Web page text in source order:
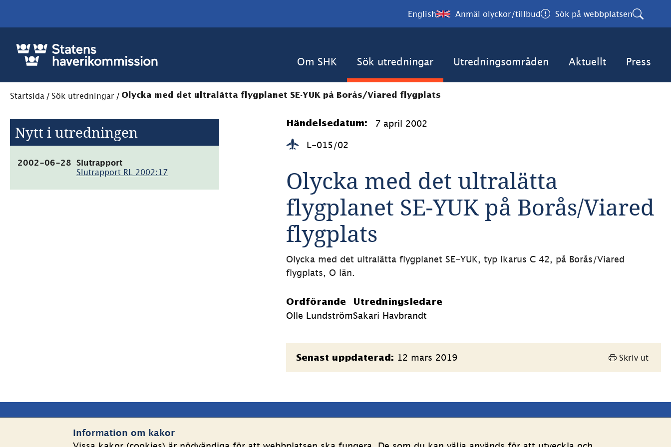
Information om kakor
English Anmäl olyckor/tillbud Sök på webbplatsen
Om SHK Sök utredningar Utredningsområden Aktuellt Press
Startsida / Sök utredningar / Olycka med det ultralätta flygplanet SE-YUK på Borås/Viared flygplats
Nytt i utredningen
2002-06-28
Slutrapport
Slutrapport RL 2002:17
(pdf,
Händelsedatum: 7 april 2002
L-015/02
Olycka med det ultralätta
flygplanet SE-YUK på Borås/Viared
flygplats
Olycka med det ultralätta flygplanet SE-YUK, typ Ikarus C 42, på Borås/Viared
flygplats, O län.
Ordförande
Olle Lundström
Utredningsledare
Sakari Havbrandt
Sidinformation
Senast uppdaterad: 12 mars 2019 Skriv ut
Sidfot
Kontakta oss